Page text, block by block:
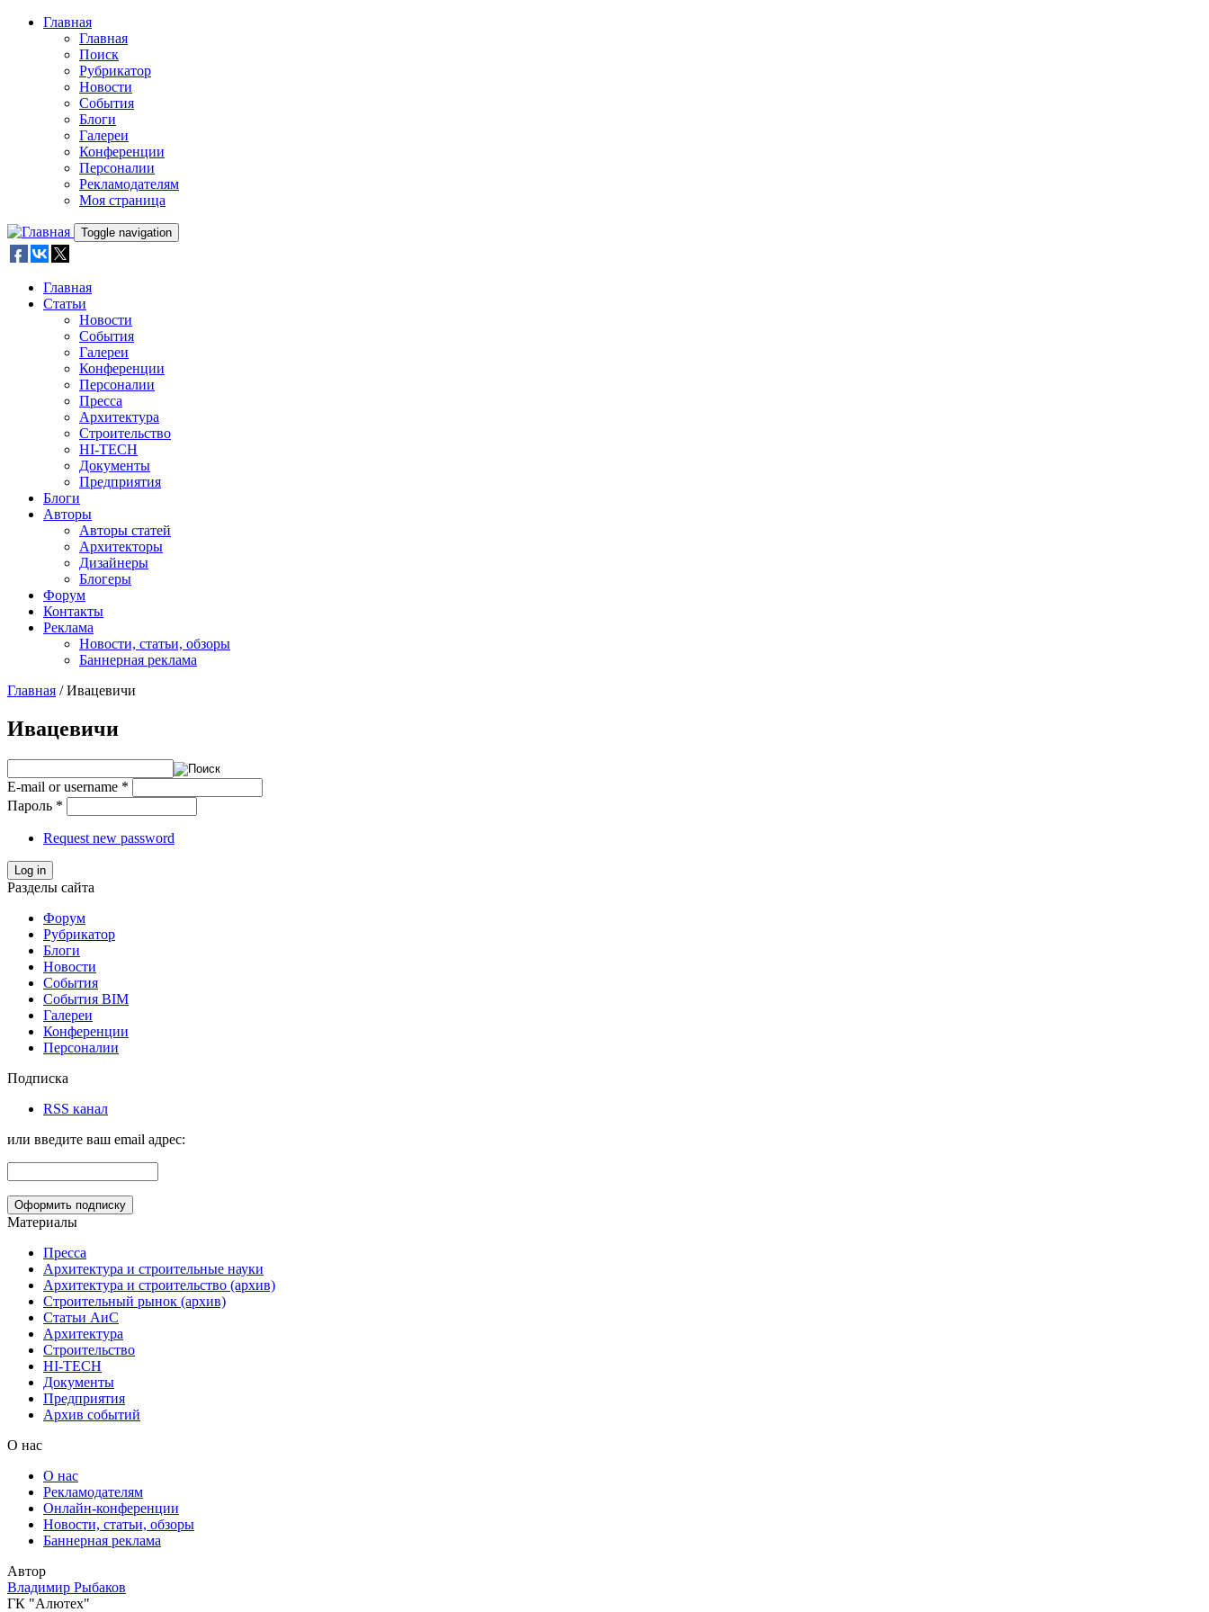
Skip to main content
Главная
Главная
Поиск
Рубрикатор
Новости
События
Блоги
Галереи
Конференции
Персоналии
Рекламодателям
Моя страница
Toggle navigation
Главная
Статьи
Новости
События
Галереи
Конференции
Персоналии
Пресса
Архитектура
Строительство
HI-TECH
Документы
Предприятия
Блоги
Авторы
Авторы статей
Архитекторы
Дизайнеры
Блогеры
Форум
Контакты
Реклама
Новости, статьи, обзоры
Баннерная реклама
Главная / Ивацевичи
Ивацевичи
E-mail or username *
Пароль *
Request new password
Log in
Разделы сайта
Форум
Рубрикатор
Блоги
Новости
События
События BIM
Галереи
Конференции
Персоналии
Подписка
RSS канал
или введите ваш email адрес:
Материалы
Пресса
Архитектура и строительные науки
Архитектура и строительство (архив)
Строительный рынок (архив)
Статьи АиС
Архитектура
Строительство
HI-TECH
Документы
Предприятия
Архив событий
О нас
О нас
Рекламодателям
Онлайн-конференции
Новости, статьи, обзоры
Баннерная реклама
Автор
Владимир Рыбаков
ГК "Алютех"